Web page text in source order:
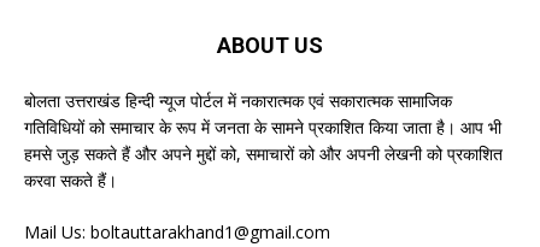
ABOUT US
बोलता उत्तराखंड हिन्दी न्यूज पोर्टल में नकारात्मक एवं सकारात्मक सामाजिक
गतिविधियों को समाचार के रूप में जनता के सामने प्रकाशित किया जाता है। आप भी
हमसे जुड़ सकते हैं और अपने मुद्दों को, समाचारों को और अपनी लेखनी को प्रकाशित
करवा सकते हैं।
Mail Us: boltauttarakhand1@gmail.com